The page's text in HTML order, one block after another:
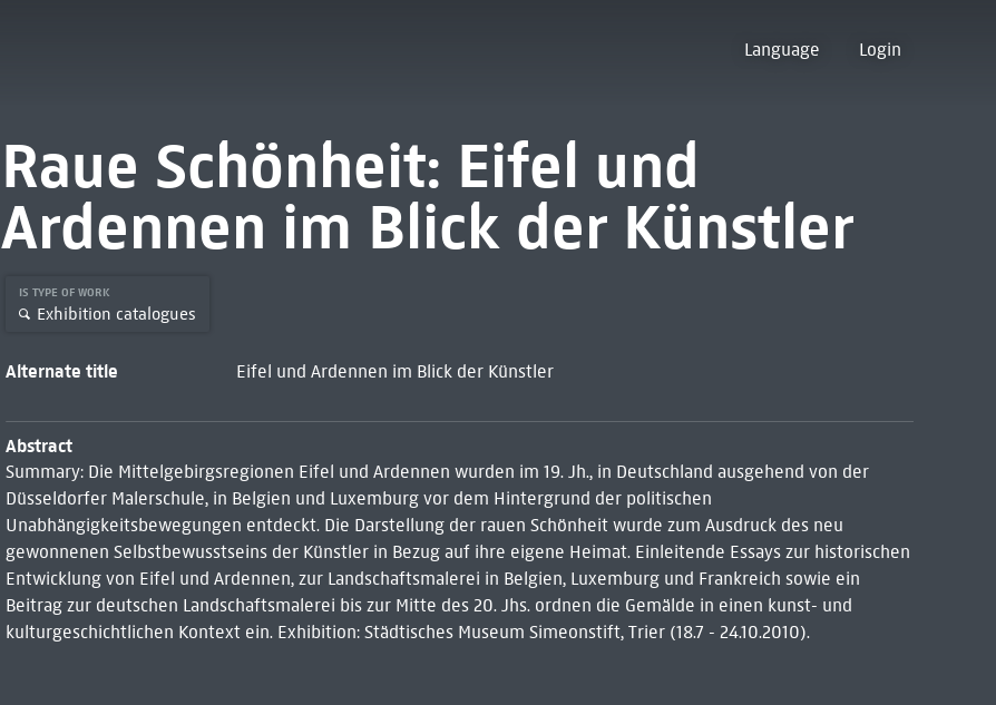
Language Login
Raue Schönheit: Eifel und
Ardennen im Blick der Künstler
IS TYPE OF WORK
Exhibition catalogues
Alternate title Eifel und Ardennen im Blick der Künstler
Abstract
Summary: Die Mittelgebirgsregionen Eifel und Ardennen wurden im 19. Jh., in Deutschland ausgehend von der
Düsseldorfer Malerschule, in Belgien und Luxemburg vor dem Hintergrund der politischen
Unabhängigkeitsbewegungen entdeckt. Die Darstellung der rauen Schönheit wurde zum Ausdruck des neu
gewonnenen Selbstbewusstseins der Künstler in Bezug auf ihre eigene Heimat. Einleitende Essays zur historischen
Entwicklung von Eifel und Ardennen, zur Landschaftsmalerei in Belgien, Luxemburg und Frankreich sowie ein
Beitrag zur deutschen Landschaftsmalerei bis zur Mitte des 20. Jhs. ordnen die Gemälde in einen kunst- und
kulturgeschichtlichen Kontext ein. Exhibition: Städtisches Museum Simeonstift, Trier (18.7 - 24.10.2010).